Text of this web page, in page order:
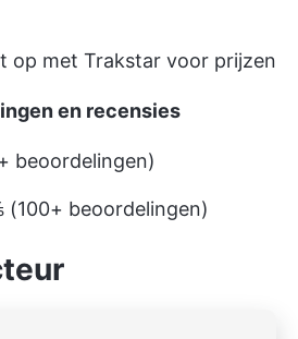
op met Trakstar voor prijzen
en recensies
beoordelingen)
(100+ beoordelingen)